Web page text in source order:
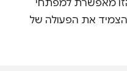
מאפשרת למפתחי
את הפעולה של